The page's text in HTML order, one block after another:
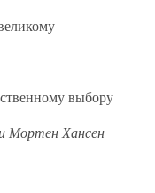
выбору
Мортен Хансен